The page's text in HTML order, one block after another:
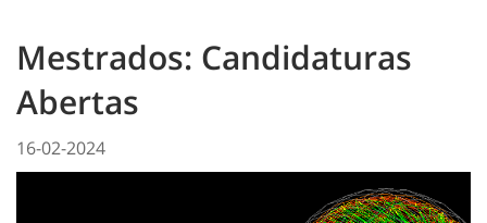
Mestrados: Candidaturas
Abertas
16-02-2024